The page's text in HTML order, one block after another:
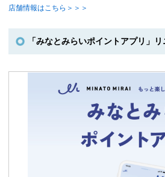
店舗情報はこちら＞＞＞
「みなとみらいポイントアプリ」